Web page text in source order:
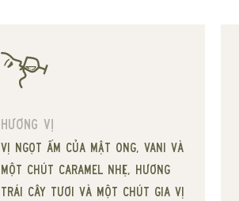
Hương vị
Vị ngọt ấm của mật ong, vani và
một chút caramel nhẹ, hương
trái cây tươi và một chút gia vị